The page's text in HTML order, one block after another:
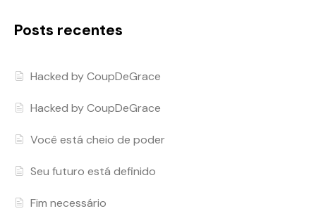
Posts recentes
Hacked by CoupDeGrace
Hacked by CoupDeGrace
Você está cheio de poder
Seu futuro está definido
Fim necessário